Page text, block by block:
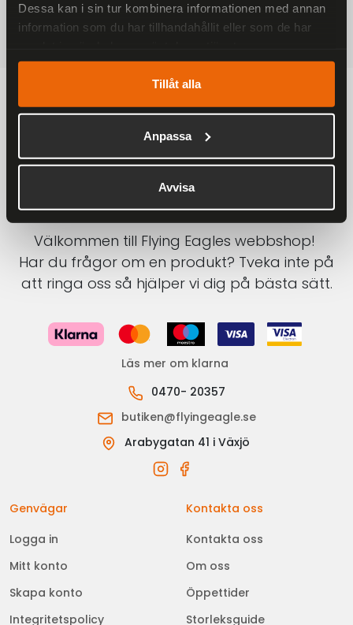
Dessa kan i sin tur kombinera informationen med annan
information som du har tillhandahållit eller som de har
Tillåt alla
Anpassa
Avvisa
SÄKRA BETALNINGAR
Betalkort, Klarna eller Swish
Välkommen till Flying Eagles webbshop!
Har du frågor om en produkt? Tveka inte på
att ringa oss så hjälper vi dig på bästa sätt.
Läs mer om klarna
0470- 20357
butiken@flyingeagle.se
Arabygatan 41 i Växjö
Genvägar
Logga in
Mitt konto
Skapa konto
Integritetspolicy
Kontakta oss
Kontakta oss
Om oss
Öppettider
Storleksguide